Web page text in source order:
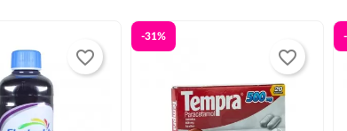
favorite_border
-31%
favorite_border